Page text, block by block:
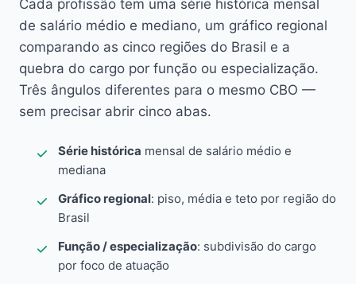
Cada profissão tem uma série histórica mensal
de salário médio e mediano, um gráfico regional
comparando as cinco regiões do Brasil e a
quebra do cargo por função ou especialização.
Três ângulos diferentes para o mesmo CBO —
sem precisar abrir cinco abas.
Série histórica mensal de salário médio e
mediana
Gráfico regional: piso, média e teto por região do
Brasil
Função / especialização: subdivisão do cargo
por foco de atuação